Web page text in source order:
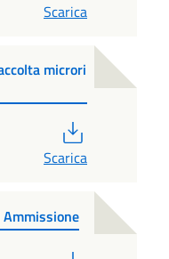
Scarica
microri
Scarica